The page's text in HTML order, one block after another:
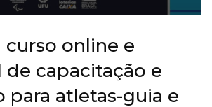
curso online e
de capacitação e
para atletas-guia e